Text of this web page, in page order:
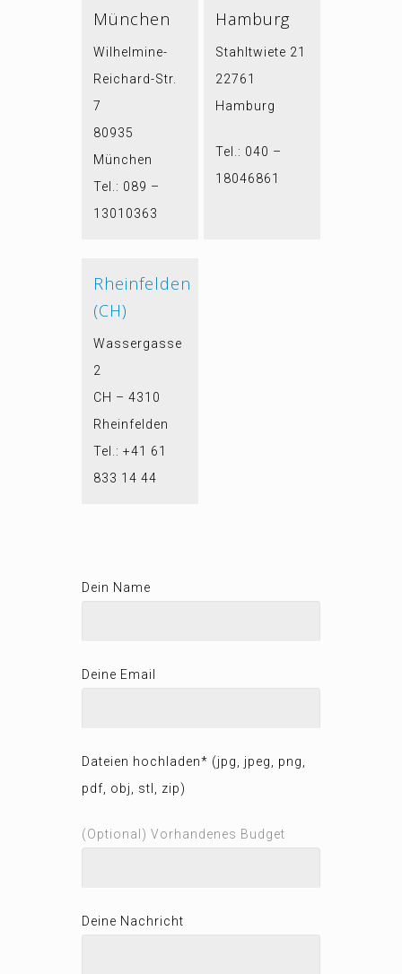
München
Wilhelmine-
Reichard-Str.
7
80935
München
Tel.: 089 –
13010363
Hamburg
Stahltwiete 21
22761
Hamburg
Tel.: 040 –
18046861
Rheinfelden
(CH)
Wassergasse
2
CH – 4310
Rheinfelden
Tel.: +41 61
833 14 44
Dein Name
Deine Email
Dateien hochladen* (jpg, jpeg, png,
pdf, obj, stl, zip)
(Optional) Vorhandenes Budget
Deine Nachricht